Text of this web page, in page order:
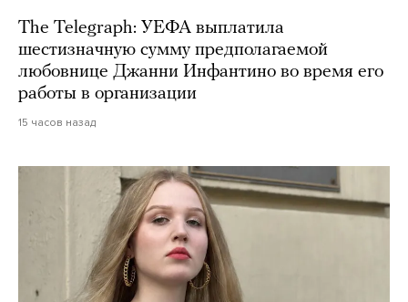
The Telegraph: УЕФА выплатила
шестизначную сумму предполагаемой
любовнице Джанни Инфантино во время его
работы в организации
15 часов назад